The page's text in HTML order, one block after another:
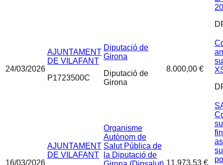
24/03/2026
AJUNTAMENT
DE VILAFANT
P1723500C
Diputació de
Girona
Diputació de
Girona
8.000,00 €
16/03/2026
AJUNTAMENT
DE VILAFANT
Organisme
Autònom de
Salut Pública de
la Diputació de
11.973,53 €